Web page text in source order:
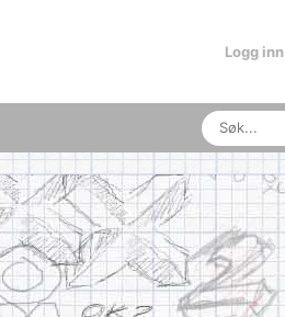
Logg inn